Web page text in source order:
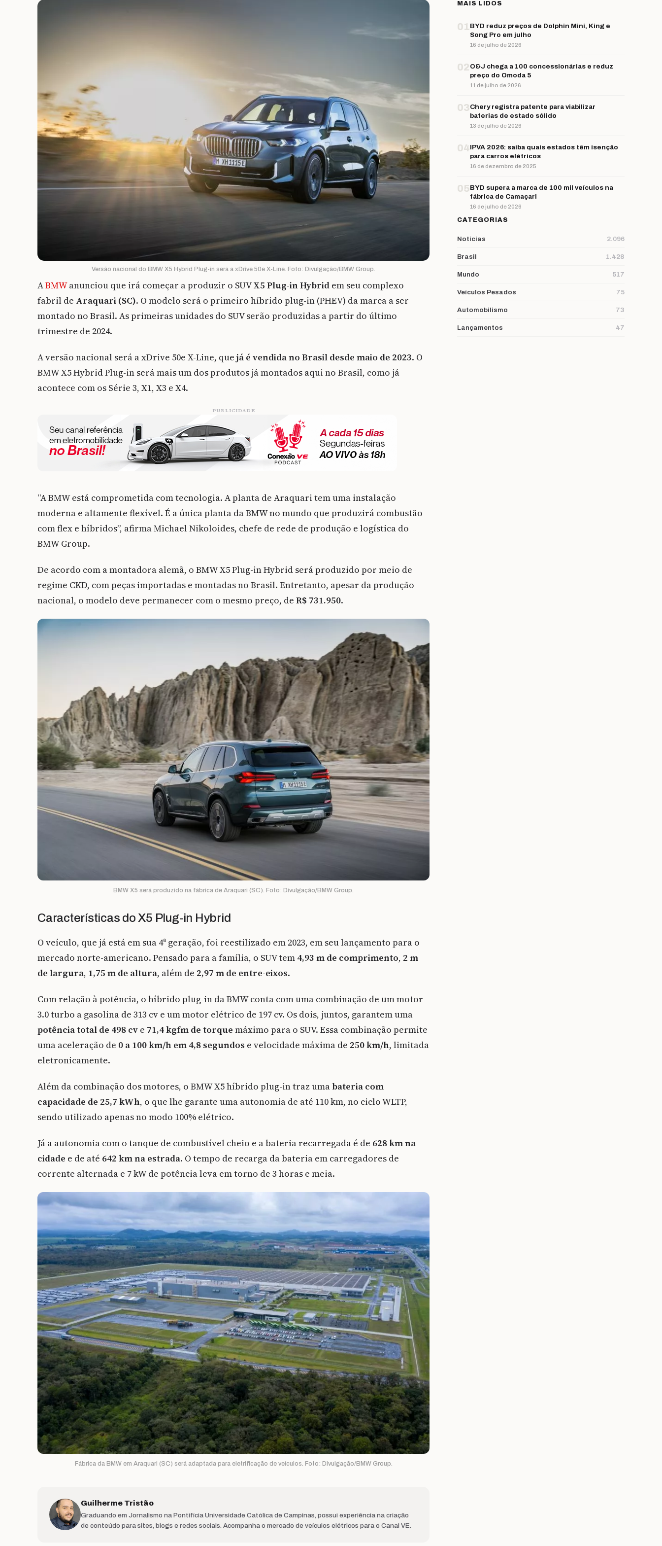
Versão nacional do BMW X5 Hybrid Plug-in será a xDrive 50e X-Line. Foto: Divulgação/BMW Group.
ABMWanunciou que irá começar a produzir o SUVX5 Plug-in Hybrid em seu complexo
fabril de Araquari (SC). O modelo será o primeiro híbrido plug-in (PHEV) da marca a ser
montado no Brasil. As primeiras unidades do SUV serão produzidas a partir do último
trimestre de 2024.
A versão nacional será a xDrive 50e X-Line, que já é vendida no Brasil desde maio de 2023. O
BMW X5 Hybrid Plug-in será mais um dos produtos já montados aqui no Brasil, como já
acontece com os Série 3, X1, X3 e X4.
PUBLICIDADE
“A BMW está comprometida com tecnologia. A planta de Araquari tem uma instalação
moderna e altamente flexível. É a única planta da BMW no mundo que produzirá combustão
com flex e híbridos”, afirma Michael Nikoloides, chefe de rede de produção e logística do
BMW Group.
De acordo com a montadora alemã, o BMW X5 Plug-in Hybrid será produzido por meio de
regime CKD, com peças importadas e montadas no Brasil. Entretanto, apesar da produção
nacional, o modelo deve permanecer com o mesmo preço, de R$ 731.950.
BMW X5 será produzido na fábrica de Araquari (SC). Foto: Divulgação/BMW Group.
Características do X5 Plug-in Hybrid
O veículo, que já está em sua 4ª geração, foi reestilizado em 2023, em seu lançamento para o
mercado norte-americano. Pensado para a família, o SUV tem 4,93 m de comprimento, 2 m
de largura, 1,75 m de altura, além de 2,97 m de entre-eixos.
Com relação à potência, o híbrido plug-in da BMW conta com uma combinação de um motor
3.0 turbo a gasolina de 313 cv e um motor elétrico de 197 cv. Os dois, juntos, garantem uma
potência total de 498 cv e 71,4 kgfm de torque máximo para o SUV. Essa combinação permite
uma aceleração de 0 a 100 km/h em 4,8 segundos e velocidade máxima de 250 km/h, limitada
eletronicamente.
Além da combinação dos motores, o BMW X5 híbrido plug-in traz uma bateria com
capacidade de 25,7 kWh, o que lhe garante uma autonomia de até 110 km, no ciclo WLTP,
sendo utilizado apenas no modo 100% elétrico.
Já a autonomia com o tanque de combustível cheio e a bateria recarregada é de 628 km na
cidade e de até 642 km na estrada. O tempo de recarga da bateria em carregadores de
corrente alternada e 7 kW de potência leva em torno de 3 horas e meia.
Fábrica da BMW em Araquari (SC) será adaptada para eletrificação de veículos. Foto: Divulgação/BMW Group.
Guilherme Tristão
Graduando em Jornalismo na Pontifícia Universidade Católica de Campinas, possui experiência na criação
de conteúdo para sites, blogs e redes sociais. Acompanha o mercado de veículos elétricos para o Canal VE.
MAIS LIDOS
01BYD reduz preços de Dolphin Mini, King e
Song Pro em julho
16 de julho de 2026
02 O&J chega a 100 concessionárias e reduz
preço do Omoda 5
11 de julho de 2026
03Chery registra patente para viabilizar
baterias de estado sólido
13 de julho de 2026
04IPVA 2026: saiba quais estados têm isenção
para carros elétricos
16 de dezembro de 2025
05BYD supera a marca de 100 mil veículos na
fábrica de Camaçari
16 de julho de 2026
CATEGORIAS
Notícias 2.096
Brasil 1.428
Mundo 517
Veículos Pesados 75
Automobilismo 73
Lançamentos 47